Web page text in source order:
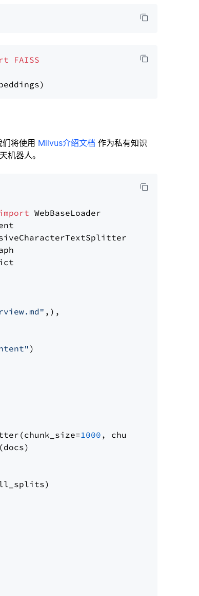
FAISS
将使用 Milvus介绍文档 作为私有知识
机器人。
,),
)
1000 , chunk_overlap=